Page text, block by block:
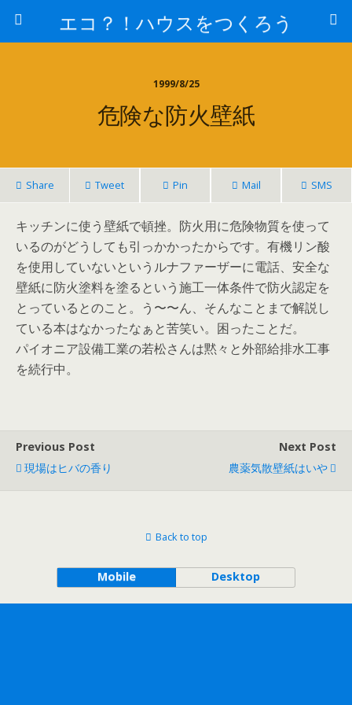
エコ？！ハウスをつくろう
1999/8/25
危険な防火壁紙
Share Tweet Pin Mail SMS
キッチンに使う壁紙で頓挫。防火用に危険物質を使って
いるのがどうしても引っかかったからです。有機リン酸
を使用していないというルナファーザーに電話、安全な
壁紙に防火塗料を塗るという施工一体条件で防火認定を
とっているとのこと。う〜〜ん、そんなことまで解説し
ている本はなかったなぁと苦笑い。困ったことだ。
パイオニア設備工業の若松さんは黙々と外部給排水工事
を続行中。
Previous Post
現場はヒバの香り
Next Post
農薬気散壁紙はいや
Back to top
Mobile Desktop